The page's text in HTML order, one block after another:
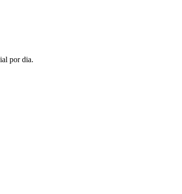
por dia.